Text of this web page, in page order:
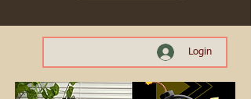
Login